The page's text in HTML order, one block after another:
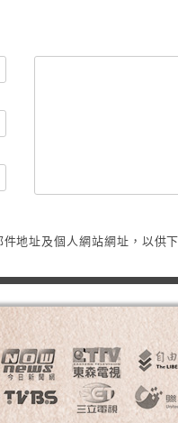
地址及個人網站網址，以供